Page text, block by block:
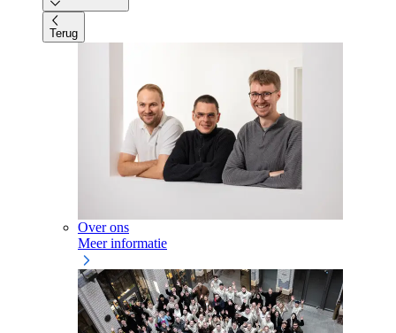
Terug
Over ons
Meer informatie